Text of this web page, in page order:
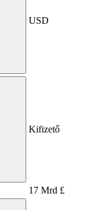
USD
Kifizető
17 Mrd £